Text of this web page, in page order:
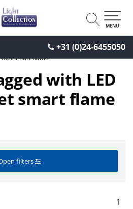
+31 (0)24-6455050
MENU
met smart flame
with LED
smart flame
filters
1